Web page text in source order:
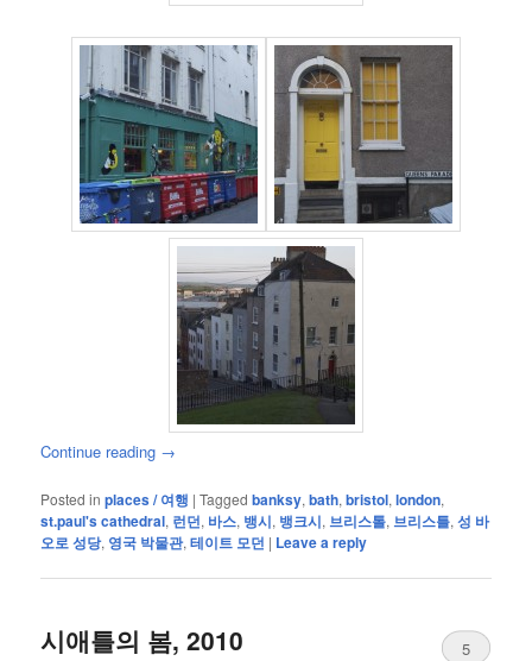
Continue reading →
Posted in places / 여행 |Tagged banksy,bath,bristol,london,
st.paul's cathedral, 런던, 바스, 뱅시, 뱅크시, 브리스톨, 브리스틀,성 바
오로 성당, 영국 박물관,테이트 모던 | Leave a reply
시애틀의 봄, 2010 5